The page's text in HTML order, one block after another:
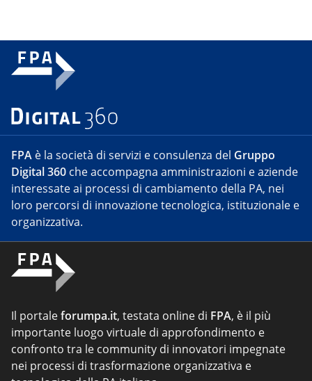
FPA è la società di servizi e consulenza del Gruppo
Digital 360 che accompagna amministrazioni e aziende
interessate ai processi di cambiamento della PA, nei
loro percorsi di innovazione tecnologica, istituzionale e
organizzativa.
Il portaleforumpa.it, testata online di FPA, è il più
importante luogo virtuale di approfondimento e
confronto tra le community di innovatori impegnate
nei processi di trasformazione organizzativa e